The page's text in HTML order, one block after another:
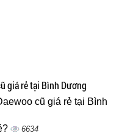
giá rẻ tại Bình Dương
cũ giá rẻ tại Bình
6634